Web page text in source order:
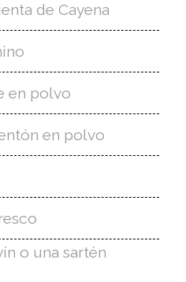
de Cayena
en polvo
en polvo
o una sartén